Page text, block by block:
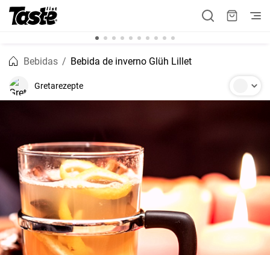
Bebidas Bebida de inverno Glüh Lillet
Gretarezepte